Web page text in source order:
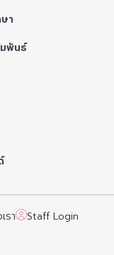
า
มพันธ์
รา Staff Login